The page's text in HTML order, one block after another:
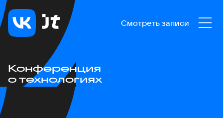
Смотреть записи
Конференция
о технологиях